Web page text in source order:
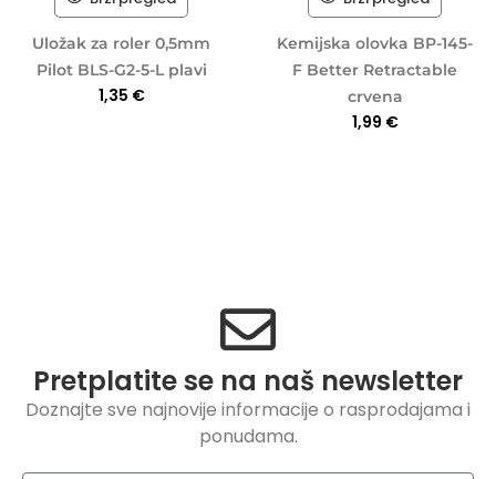
Uložak za roler 0,5mm
Pilot BLS-G2-5-L plavi
1,35 €
Kemijska olovka BP-145-
F Better Retractable
crvena
1,99 €
Pretplatite se na naš newsletter
Doznajte sve najnovije informacije o rasprodajama i
ponudama.